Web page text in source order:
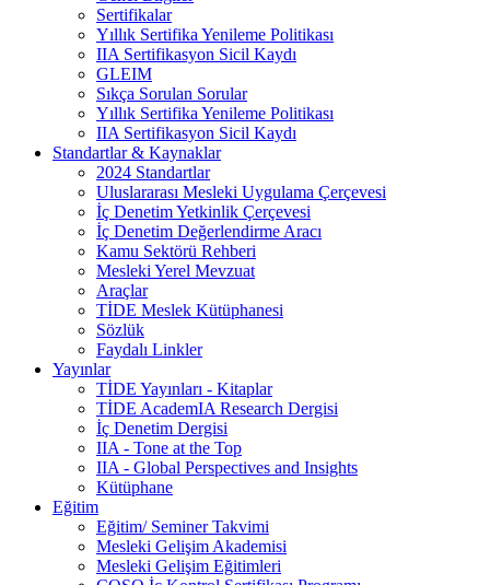
Sertifikalar
Yıllık Sertifika Yenileme Politikası
IIA Sertifikasyon Sicil Kaydı
GLEIM
Sıkça Sorulan Sorular
Yıllık Sertifika Yenileme Politikası
IIA Sertifikasyon Sicil Kaydı
Standartlar & Kaynaklar
2024 Standartlar
Uluslararası Mesleki Uygulama Çerçevesi
İç Denetim Yetkinlik Çerçevesi
İç Denetim Değerlendirme Aracı
Kamu Sektörü Rehberi
Mesleki Yerel Mevzuat
Araçlar
TİDE Meslek Kütüphanesi
Sözlük
Faydalı Linkler
Yayınlar
TİDE Yayınları - Kitaplar
TİDE AcademIA Research Dergisi
İç Denetim Dergisi
IIA - Tone at the Top
IIA - Global Perspectives and Insights
Kütüphane
Eğitim
Eğitim/ Seminer Takvimi
Mesleki Gelişim Akademisi
Mesleki Gelişim Eğitimleri